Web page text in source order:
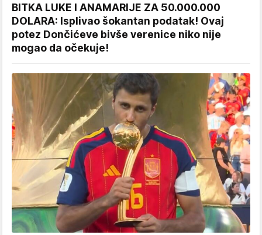
BITKA LUKE I ANAMARIJE ZA 50.000.000
DOLARA: Isplivao šokantan podatak! Ovaj
potez Dončićeve bivše verenice niko nije
mogao da očekuje!